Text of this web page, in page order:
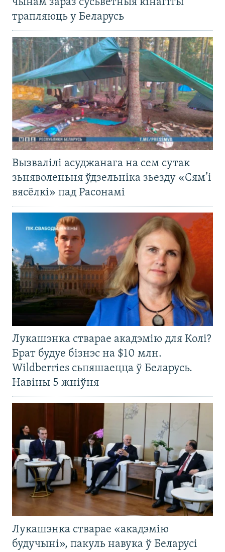
трапляюць у Беларусь
Вызвалілі асуджанага на сем сутак
зьняволеньня ўдзельніка зьезду «Сям’і
вясёлкі» пад Расонамі
Лукашэнка стварае акадэмію для Колі?
Брат будуе бізнэс на $10 млн.
Wildberries сьпяшаецца ў Беларусь.
Навіны 5 жніўня
Лукашэнка стварае «акадэмію
будучыні», пакуль навука ў Беларусі